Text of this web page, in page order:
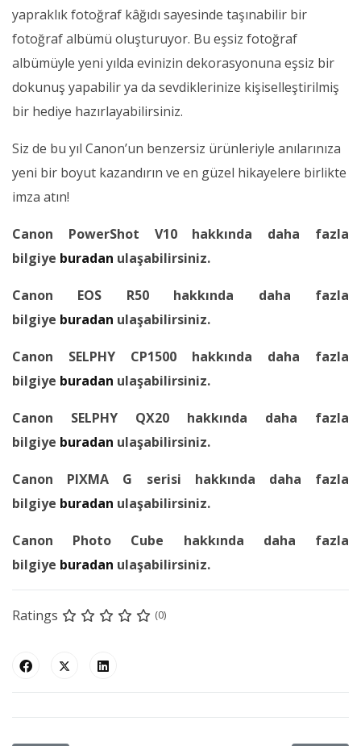
yapraklık fotoğraf kâğıdı sayesinde taşınabilir bir
fotoğraf albümü oluşturuyor. Bu eşsiz fotoğraf
albümüyle yeni yılda evinizin dekorasyonuna eşsiz bir
dokunuş yapabilir ya da sevdiklerinize kişiselleştirilmiş
bir hediye hazırlayabilirsiniz.
Siz de bu yıl Canon’un benzersiz ürünleriyle anılarınıza
yeni bir boyut kazandırın ve en güzel hikayelere birlikte
imza atın!
Canon PowerShot V10 hakkında daha fazla
bilgiye buradan ulaşabilirsiniz.
Canon EOS R50 hakkında daha fazla
bilgiye buradan ulaşabilirsiniz.
Canon SELPHY CP1500 hakkında daha fazla
bilgiye buradan ulaşabilirsiniz.
Canon SELPHY QX20 hakkında daha fazla
bilgiye buradan ulaşabilirsiniz.
Canon PIXMA G serisi hakkında daha fazla
bilgiye buradan ulaşabilirsiniz.
Canon Photo Cube hakkında daha fazla
bilgiye buradan ulaşabilirsiniz.
Ratings (0)